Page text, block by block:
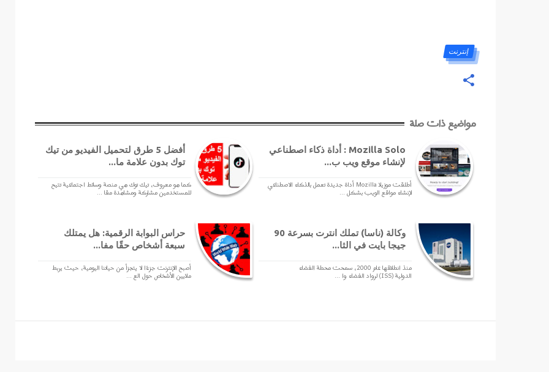
إنترنت
مواضيع ذات صلة
Mozilla Solo : أداة ذكاء اصطناعي
لإنشاء موقع ويب ب...
أطلقت موزيلا Mozilla أداة جديدة تعمل بالذكاء الاصطناعي
لإنشاء مواقع الويب بشكل ...
أفضل 5 طرق لتحميل الفيديو من تيك
توك بدون علامة ما...
كما هو معروف، تيك توك هي منصة وسائط اجتماعية تتيح
للمستخدمين مشاركة ومشاهدة مقا ...
وكالة (ناسا) تملك انترت بسرعة 90
جيجا بايت في الثا...
منذ انطلاقها عام 2000، سمحت محطة الفضاء
الدولية (ISS) لرواد الفضاء وا ...
حراس البوابة الرقمية: هل يمتلك
سبعة أشخاص حقًا مفا...
أصبح الإنترنت جزءًا لا يتجزأ من حياتنا اليومية، حيث يربط
ملايين الأشخاص حول الع ...